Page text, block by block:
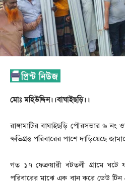
মোঃ মহিউদ্দিন।।বাঘাইছড়ি।।
রাঙ্গামাটির বাঘাইছড়ি পৌরসভার ৬ নং
ক্ষতিগ্রস্ত পরিবারের পাশে দাড়িয়েছে
গত ১৭ ফেব্রুয়ারী বটতলী গ্রামে ঘটে
পরিবারের মাঝে এক বান করে ডেউ টিন